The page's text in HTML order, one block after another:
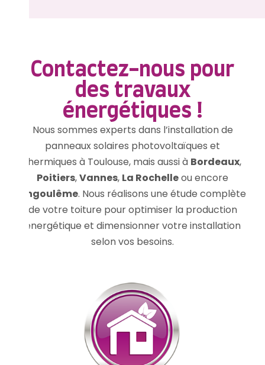
Contactez-nous pour
des travaux
énergétiques !
Nous sommes experts dans l’installation de
panneaux solaires photovoltaïques et
thermiques à Toulouse, mais aussi à Bordeaux,
Poitiers,Vannes, La Rochelleou encore
Angoulême. Nous réalisons une étude complète
de votre toiture pour optimiser la production
énergétique et dimensionner votre installation
selon vos besoins.